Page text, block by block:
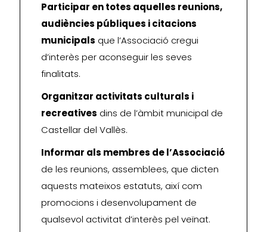
Participar en totes aquelles reunions,
audiències públiques i citacions
municipals que l’Associació cregui
d’interès per aconseguir les seves
finalitats.
Organitzar activitats culturals i
recreatives dins de l’àmbit municipal de
Castellar del Vallès.
Informar als membres de l’Associació
de les reunions, assemblees, que dicten
aquests mateixos estatuts, així com
promocions i desenvolupament de
qualsevol activitat d’interès pel veïnat.